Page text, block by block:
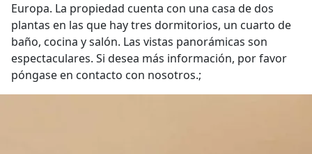
Europa. La propiedad cuenta con una casa de dos
plantas en las que hay tres dormitorios, un cuarto de
baño, cocina y salón. Las vistas panorámicas son
espectaculares. Si desea más información, por favor
póngase en contacto con nosotros.;